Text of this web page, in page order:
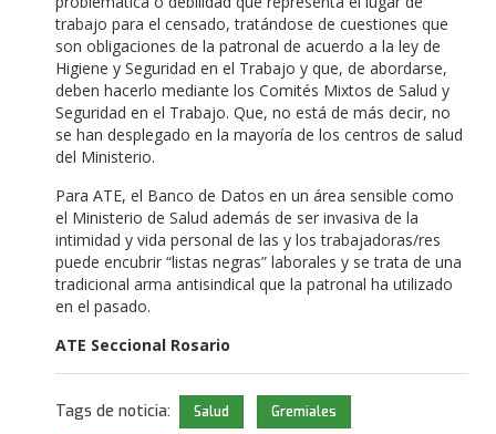
trabajo para el censado, tratándose de cuestiones que
son obligaciones de la patronal de acuerdo a la ley de
Higiene y Seguridad en el Trabajo y que, de abordarse,
deben hacerlo mediante los Comités Mixtos de Salud y
Seguridad en el Trabajo. Que, no está de más decir, no
se han desplegado en la mayoría de los centros de salud
del Ministerio.
Para ATE, el Banco de Datos en un área sensible como
el Ministerio de Salud además de ser invasiva de la
intimidad y vida personal de las y los trabajadoras/res
puede encubrir “listas negras” laborales y se trata de una
tradicional arma antisindical que la patronal ha utilizado
en el pasado.
ATE Seccional Rosario
Tags de noticia: Salud Gremiales